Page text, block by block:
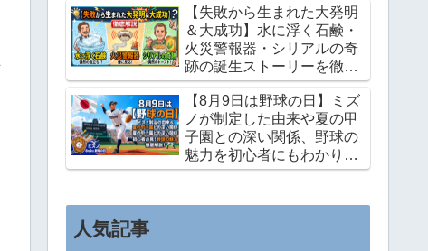
【失敗から生まれた大発明
＆大成功】水に浮く石鹸・
火災警報器・シリアルの奇
跡の誕生ストーリーを徹底
解説
【8月9日は野球の日】ミズ
ノが制定した由来や夏の甲
子園との深い関係、野球の
魅力を初心者にもわかりや
すく徹底解説！
人気記事